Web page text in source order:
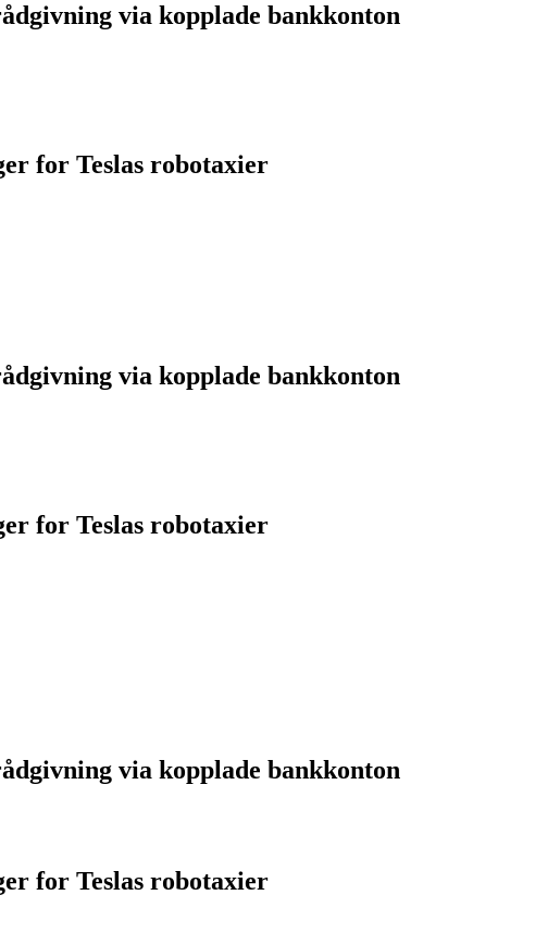
via kopplade bankkonton
for Teslas robotaxier
via kopplade bankkonton
for Teslas robotaxier
via kopplade bankkonton
for Teslas robotaxier